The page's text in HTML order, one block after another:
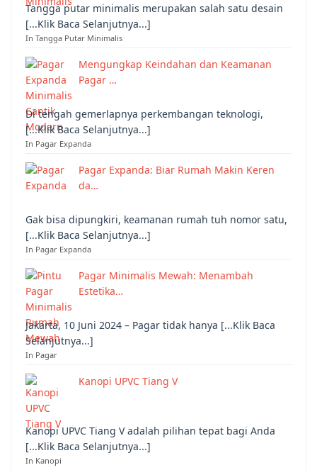
Tangga putar minimalis merupakan salah satu desain
[...Klik Baca Selanjutnya...]
In Tangga Putar Minimalis
Mengungkap Keindahan dan Keamanan
Pagar …
Di tengah gemerlapnya perkembangan teknologi,
[...Klik Baca Selanjutnya...]
In Pagar Expanda
Pagar Expanda: Biar Rumah Makin Keren
da…
Gak bisa dipungkiri, keamanan rumah tuh nomor satu,
[...Klik Baca Selanjutnya...]
In Pagar Expanda
Pagar Minimalis Mewah: Menambah
Estetika…
Jakarta, 10 Juni 2024 – Pagar tidak hanya [...Klik Baca
Selanjutnya...]
In Pagar
Kanopi UPVC Tiang V
Kanopi UPVC Tiang V adalah pilihan tepat bagi Anda
[...Klik Baca Selanjutnya...]
In Kanopi